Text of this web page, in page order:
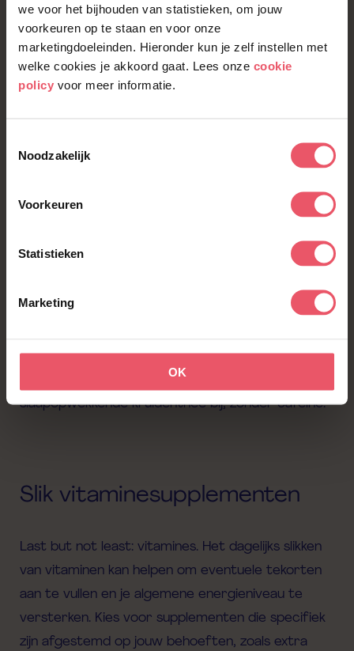
we voor het bijhouden van statistieken, om jouw
voorkeuren op te staan en voor onze
marketingdoeleinden. Hieronder kun je zelf instellen met
welke cookies je akkoord gaat. Lees onze cookie
policy voor meer informatie.
Noodzakelijk
Voorkeuren
Statistieken
Marketing
OK
en minder dringend, zodat je weet waar je
energie op moet richten. Dit voorkomt
overbelasting en behoudt je energie voor de
belangrijke taken.
Zorg voor voldoende slaap. Een goede nachtrust
is essentieel voor een energieke dag. Probeer
pakken en stel een standaard bedtijd in. Zorg
mediteert; het blauwe licht van schermen is killing
voor een goede nachtrust. Drink er een kopje
slaapopwekkende kruidenthee bij, zonder cafeïne.
Slik vitaminesupplementen
Last but not least: vitamines. Het dagelijks slikken
van vitaminen kan helpen om eventuele tekorten
aan te vullen en je algemene energieniveau te
versterken. Kies voor supplementen die specifiek
zijn afgestemd op jouw behoeften, zoals extra